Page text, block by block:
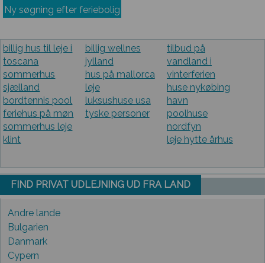
Ny søgning efter feriebolig
billig hus til leje i
toscana
sommerhus
sjælland
bordtennis pool
feriehus på møn
sommerhus leje
klint
billig wellnes
jylland
hus på mallorca
leje
luksushuse usa
tyske personer
tilbud på
vandland i
vinterferien
huse nykøbing
havn
poolhuse
nordfyn
leje hytte århus
FIND PRIVAT UDLEJNING UD FRA LAND
Andre lande
Bulgarien
Danmark
Cypern